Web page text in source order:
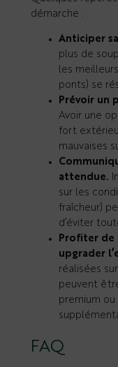
démarche :
Anticiper
plus de
les
ponts) se
Prévoir un
Avoir une
fort
mauvaises
attendue.
sur les
fraîcheur)
d’éviter
Profiter de
upgrader
réalisées
peuvent
premium ou
FAQ